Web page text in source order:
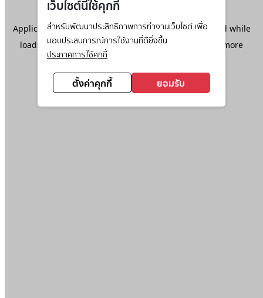
เว็บไซต์นี้ใช้คุกกี้
สำหรับพัฒนาประสิทธิภาพการทำงานเว็บไซต์ เพื่อ
มอบประสบการณ์การใช้งานที่ดียิ่งขึ้น
ประกาศการใช้คุกกี้
ตั้งค่าคุกกี้ ยอมรับ
Application error: aclient-side exception has occurred while
loadingwww.ktc.co.th(see the browser console
for more
information).